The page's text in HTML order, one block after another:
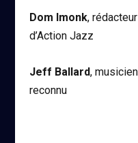
Dom Imonk,
d’Action Jazz
Jeff Ballard,
reconnu